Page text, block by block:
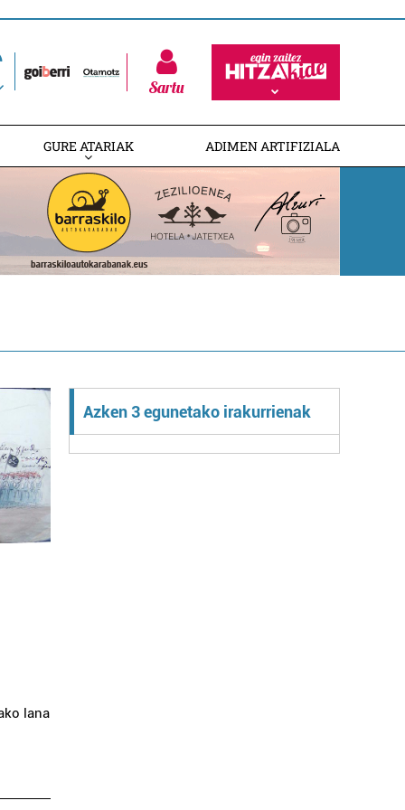
Sartu
GURE ATARIAK ADIMEN ARTIFIZIALA
lana
Azken 3 egunetako irakurrienak